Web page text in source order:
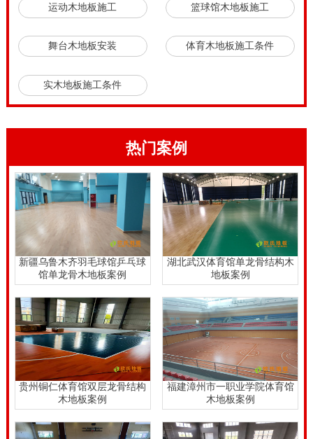
木地板铺装是一个技术活，要做好每一个铺装细节。体
防潮处理，地面水平误差不能超过2公分，场馆所有装
修完毕，不能有交叉作业的情况，地面杂物清理干净，
并且需要场馆保证水电的正常使用，屋顶没有漏水现
行走，以避免造成不必要的重复施工。枫木运动木地板
施工需要注意什么。
枫木运动木地板施工需要注意什么，竹材地板一般可分
为全竹地板和竹材复合地板两大类。不过，竹地板在实
际生活中用的比较少。铺装地板还有实木地板，强化地
板，复合地板，地砖，瓷砖等等。在室内体育场馆多铺
实木运动地板。
运动木地板施工 篮球馆木地板施工
舞台木地板安装 体育木地板施工条件
实木地板施工条件
热门案例
新疆乌鲁木齐羽毛球馆乒乓球
馆单龙骨木地板案例
湖北武汉体育馆单龙骨结构木
地板案例
贵州铜仁体育馆双层龙骨结构
木地板案例
福建漳州市一职业学院体育馆
木地板案例